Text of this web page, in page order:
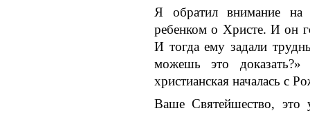
Я обратил внимание на
ребенком о Христе. И он
И тогда ему задали
можешь это
христианская началась с
Ваше Святейшество, это